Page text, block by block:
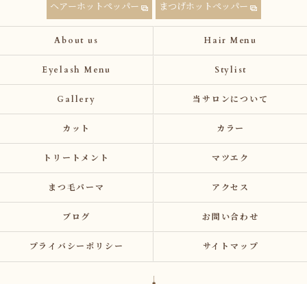
ヘアーホットペッパー まつげホットペッパー
About us Hair Menu
Eyelash Menu Stylist
Gallery 当サロンについて
カット カラー
トリートメント マツエク
まつ毛パーマ アクセス
ブログ お問い合わせ
プライバシーポリシー サイトマップ